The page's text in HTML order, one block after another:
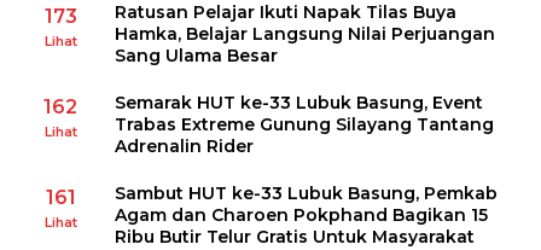
173
Lihat
Ratusan Pelajar Ikuti Napak Tilas Buya
Hamka, Belajar Langsung Nilai Perjuangan
Sang Ulama Besar
162
Lihat
Semarak HUT ke-33 Lubuk Basung, Event
Trabas Extreme Gunung Silayang Tantang
Adrenalin Rider
161
Lihat
Sambut HUT ke-33 Lubuk Basung, Pemkab
Agam dan Charoen Pokphand Bagikan 15
Ribu Butir Telur Gratis Untuk Masyarakat